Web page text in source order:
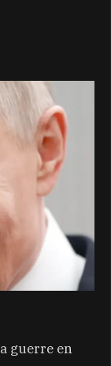
guerre en